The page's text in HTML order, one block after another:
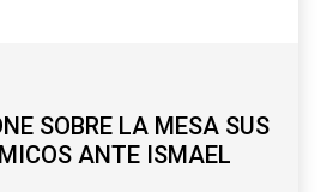
SOBRE LA MESA SUS
ANTE ISMAEL